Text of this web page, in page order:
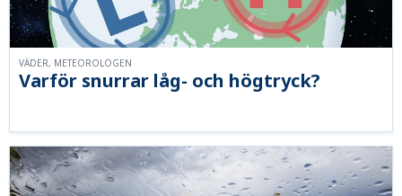
Varför snurrar låg- och högtryck?
VÄDER, METEOROLOGEN